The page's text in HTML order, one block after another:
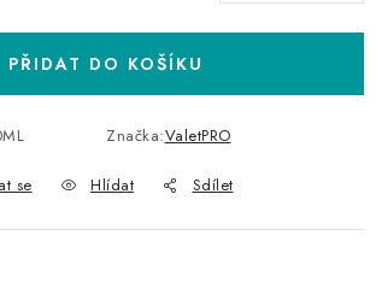
PŘIDAT DO KOŠÍKU
Značka:ValetPRO
se Hlídat Sdílet